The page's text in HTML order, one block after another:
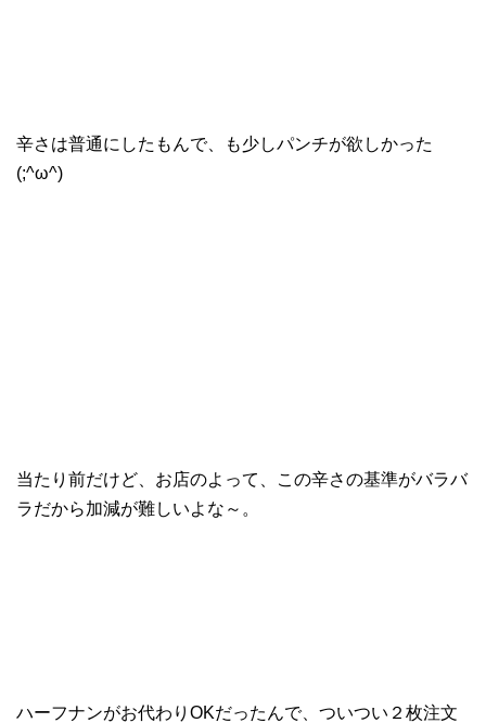
辛さは普通にしたもんで、も少しパンチが欲しかった
(;^ω^)
当たり前だけど、お店のよって、この辛さの基準がバラバ
ラだから加減が難しいよな～。
ハーフナンがお代わりOKだったんで、ついつい２枚注文